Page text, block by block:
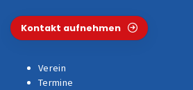
Kontakt aufnehmen
Verein
Termine